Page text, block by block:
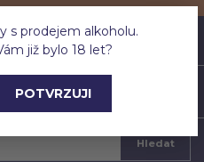
s prodejem alkoholu.
již bylo 18 let?
POTVRZUJI
CZK
Hledat